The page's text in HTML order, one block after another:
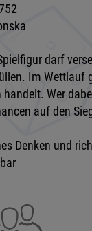
darf
Im Wettlauf
handelt. Wer
auf den
Denken und